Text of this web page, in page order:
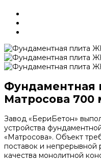
Фундаментная
Матросова 700
Завод «БериБетон»
устройства
«Матросова». Объект
поставок и непрерывной
качества монолитной